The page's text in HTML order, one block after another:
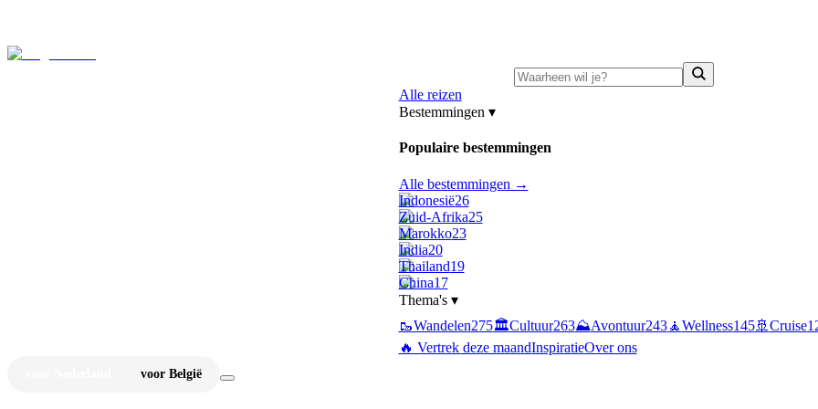
Alle reizen
Bestemmingen ▾
Populaire bestemmingen
Alle bestemmingen →
Indonesië26
Zuid-Afrika25
Marokko23
India20
Thailand19
China17
Thema's ▾
🥾Wandelen275🏛️Cultuur263⛰️Avontuur243🧘Wellness145🚢 Cruise
🔥 Vertrek deze maandInspiratieOver ons
voor België